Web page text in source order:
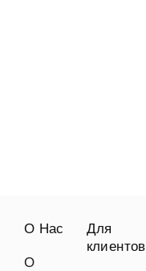
О Нас
О
Для
клиентов